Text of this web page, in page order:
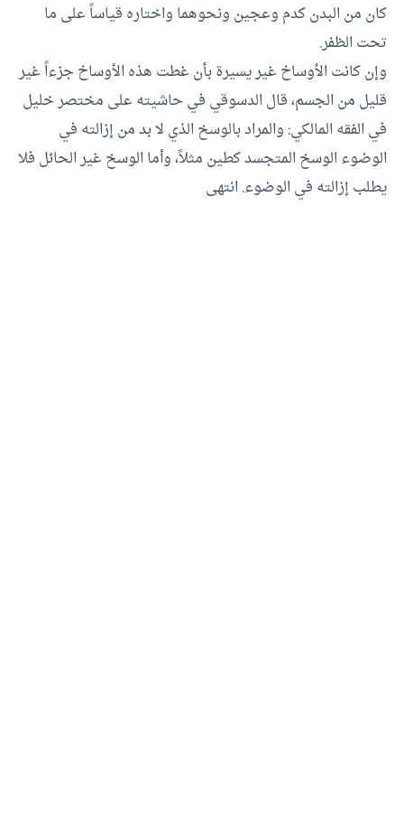
كان من البدن كدم وعجين ونحوهما واختاره قياساً على ما
تحت الظفر.
وإن كانت الأوساخ غير يسيرة بأن غطت هذه الأوساخ جزءاً غير
قليل من الجسم، قال الدسوقي في حاشيته على مختصر خليل
في الفقه المالكي: والمراد بالوسخ الذي لا بد من إزالته في
الوضوء الوسخ المتجسد كطين مثلاً، وأما الوسخ غير الحائل فلا
يطلب إزالته في الوضوء. انتهى